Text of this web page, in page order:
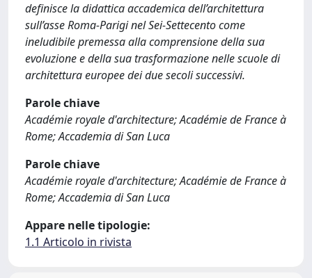
definisce la didattica accademica dell’architettura
sull’asse Roma-Parigi nel Sei-Settecento come
ineludibile premessa alla comprensione della sua
evoluzione e della sua trasformazione nelle scuole di
architettura europee dei due secoli successivi.
Parole chiave
Académie royale d'architecture; Académie de France à
Rome; Accademia di San Luca
Parole chiave
Académie royale d'architecture; Académie de France à
Rome; Accademia di San Luca
Appare nelle tipologie:
1.1 Articolo in rivista